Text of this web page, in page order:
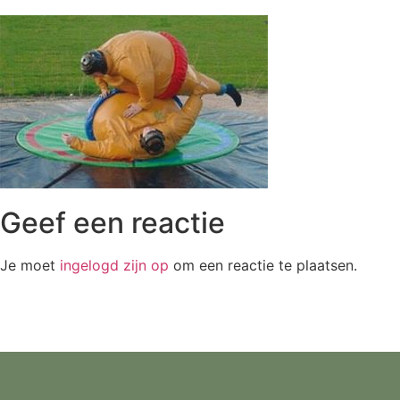
Geef een reactie
Je moet ingelogd zijn op om een reactie te plaatsen.